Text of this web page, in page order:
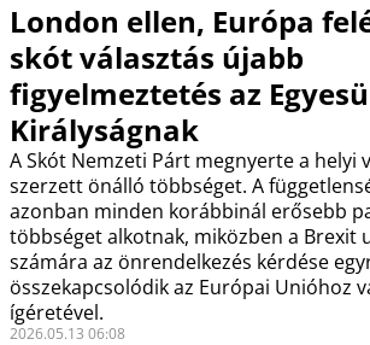
London ellen, Európa
skót választás újabb
figyelmeztetés az
Királyságnak
A Skót Nemzeti Párt megnyerte a helyi
szerzett önálló többséget. A
azonban minden korábbinál erősebb
többséget alkotnak, miközben a Brexit
számára az önrendelkezés kérdése
összekapcsolódik az Európai Unióhoz
ígéretével.
2026.05.13 06:08